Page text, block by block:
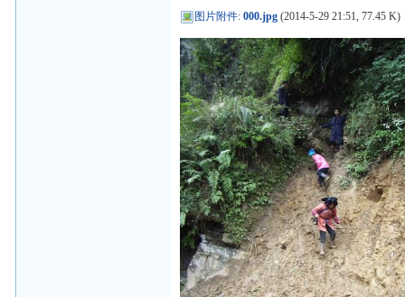
图片附件:000.jpg (2014-5-29 21:51, 77.45 K)